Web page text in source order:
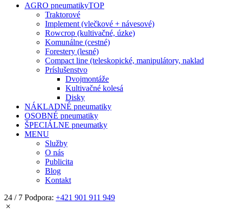
AGRO pneumatikyTOP
Traktorové
Implement (vlečkové + návesové)
Rowcrop (kultivačné, úzke)
Komunálne (cestné)
Forestery (lesné)
Compact line (teleskopické, manipulátory, naklad
Príslušenstvo
Dvojmontáže
Kultivačné kolesá
Disky
NÁKLADNÉ pneumatiky
OSOBNÉ pneumatiky
ŠPECIÁLNE pneumatky
MENU
Služby
O nás
Publicita
Blog
Kontakt
24 / 7 Podpora: +421 901 911 949